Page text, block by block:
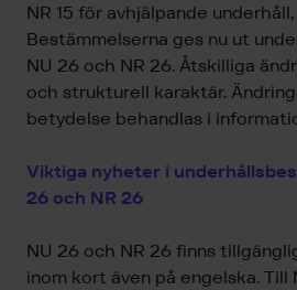
NR 15 för avhjälpande
Bestämmelserna ges nu ut
NU 26 och NR 26. Åtskilliga
och strukturell karaktär.
betydelse behandlas i
Viktiga nyheter i
26 och NR 26
NU 26 och NR 26 finns
inom kort även på engelska.